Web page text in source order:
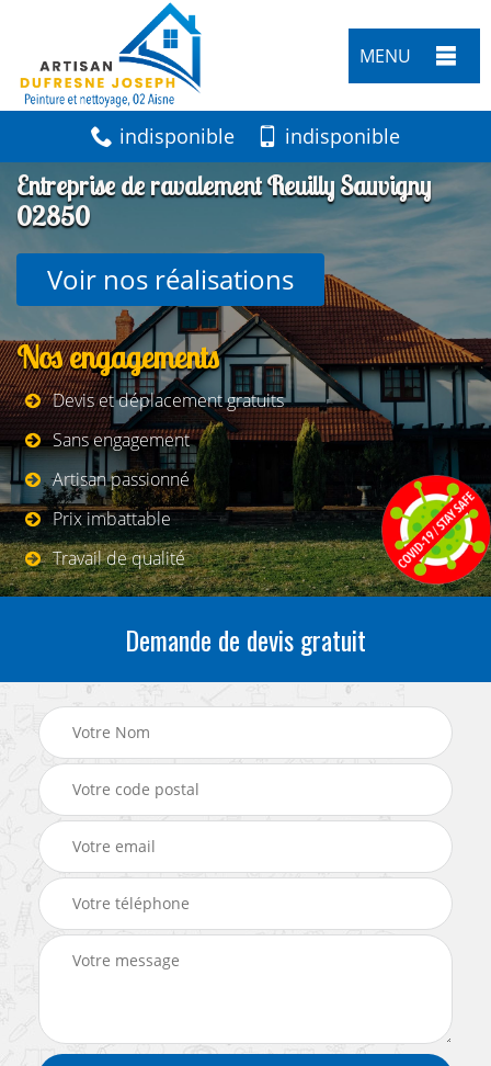
MENU
indisponible indisponible
Entreprise de ravalement Reuilly Sauvigny
02850
Voir nos réalisations
Nos engagements
Devis et déplacement gratuits
Sans engagement
Artisan passionné
Prix imbattable
Travail de qualité
Demande de devis gratuit